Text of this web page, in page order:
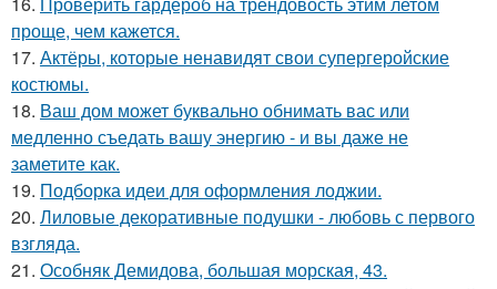
проще, чем кажется.
17. Актёры, которые ненавидят свои супергеройские
костюмы.
18. Ваш дом может буквально обнимать вас или
медленно съедать вашу энергию - и вы даже не
заметите как.
19. Подборка идеи для оформления лоджии.
20. Лиловые декоративные подушки - любовь с первого
взгляда.
21. Особняк Демидова, большая морская, 43.